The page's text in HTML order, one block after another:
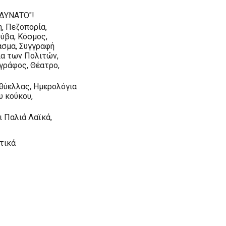
Πεζοπορία,
Κόσμος,
Συγγραφή
των Πολιτών,
Θέατρο,
Ημερολόγια
κούκου,
Παλιά Λαϊκά,